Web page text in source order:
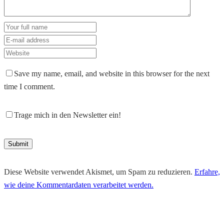
Save my name, email, and website in this browser for the next
time I comment.
Trage mich in den Newsletter ein!
Diese Website verwendet Akismet, um Spam zu reduzieren. Erfahre,
wie deine Kommentardaten verarbeitet werden.